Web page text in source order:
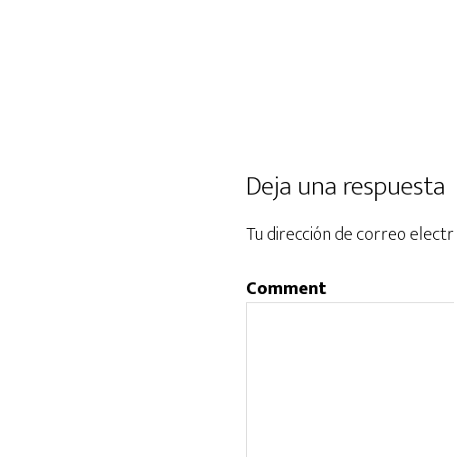
Deja una respuesta
Tu dirección de correo
Comment